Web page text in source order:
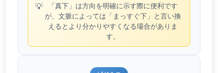
💡
「真下」は方向を明確に示す際に便利です
が、文脈によっては「まっすぐ下」と言い換
えるとより分かりやすくなる場合がありま
す。